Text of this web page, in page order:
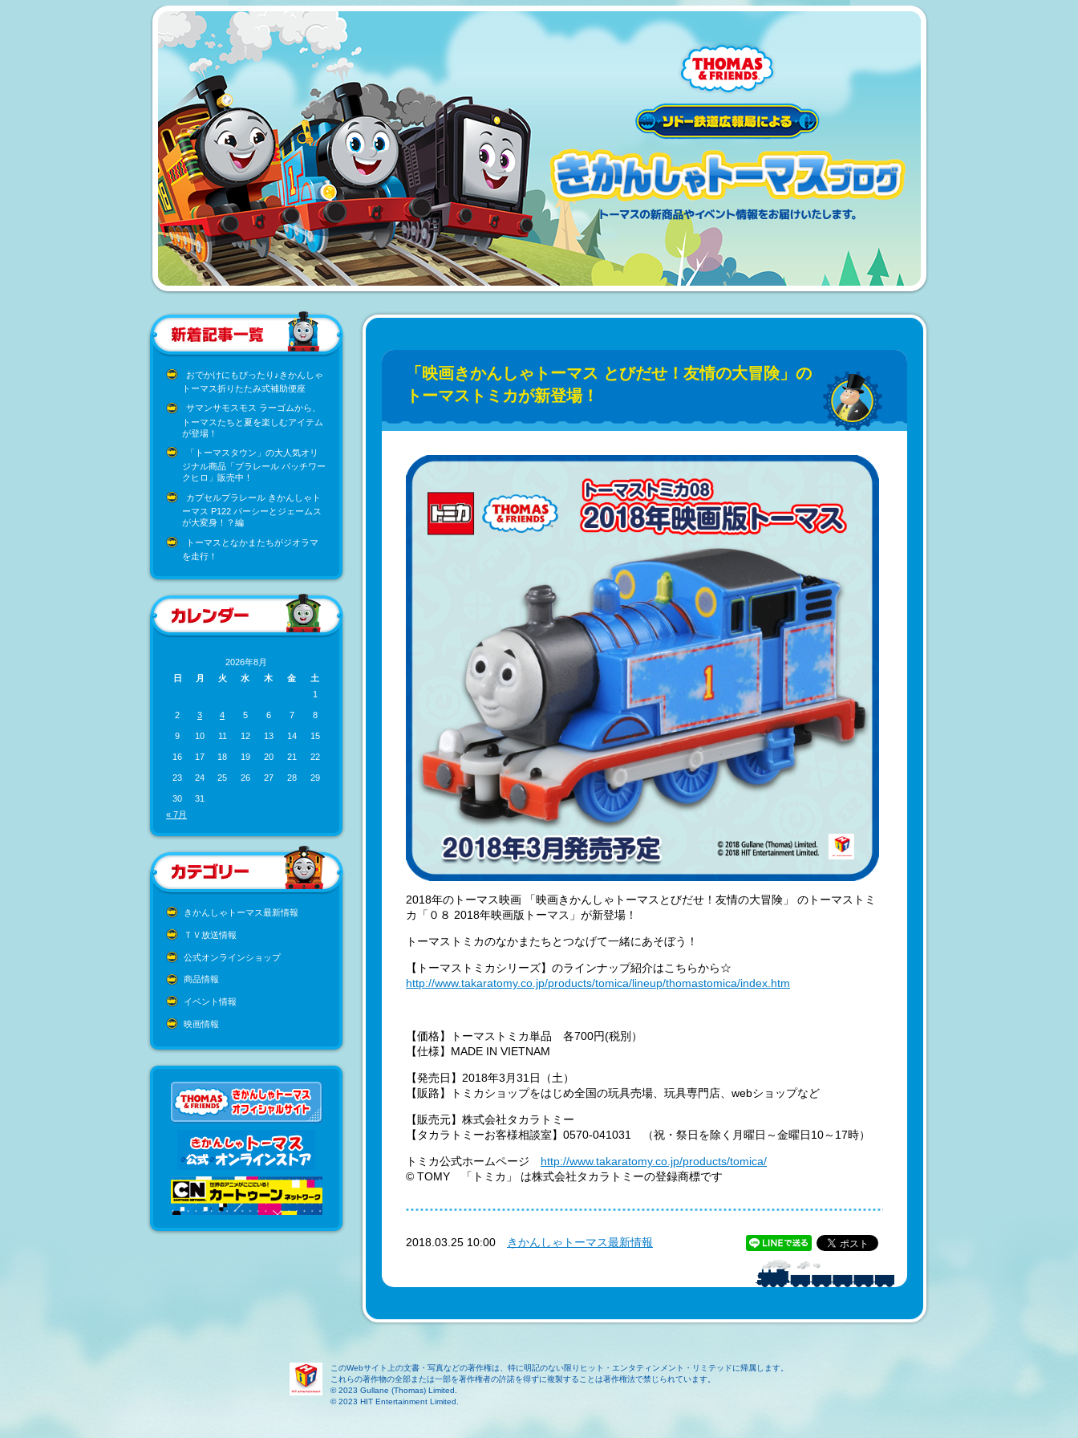
おでかけにもぴったり♪きかんしゃ
トーマス折りたたみ式補助便座
サマンサモスモス ラーゴムから、
トーマスたちと夏を楽しむアイテム
が登場！
「トーマスタウン」の大人気オリ
ジナル商品「プラレール パッチワー
クヒロ」販売中！
カプセルプラレール きかんしゃト
ーマス P122 パーシーとジェームス
が大変身！？編
トーマスとなかまたちがジオラマ
を走行！
2026年8月
日
月 火 水 木 金
土
1
2 3 4 5 6 7 8
9 10 11 12 13 14 15
16 17 18 19 20 21 22
23 24 25 26 27 28 29
30
31
« 7月
きかんしゃトーマス最新情報
ＴＶ放送情報
公式オンラインショップ
商品情報
イベント情報
映画情報
「映画きかんしゃトーマス とびだせ！友情の大冒険」の
トーマストミカが新登場！
2018年のトーマス映画 「映画きかんしゃトーマスとびだせ！友情の大冒険」 のトーマストミ
カ「０８ 2018年映画版トーマス」が新登場！
トーマストミカのなかまたちとつなげて一緒にあそぼう！
【トーマストミカシリーズ】のラインナップ紹介はこちらから☆
http://www.takaratomy.co.jp/products/tomica/lineup/thomastomica/index.htm
【価格】トーマストミカ単品 各700円(税別）
【仕様】MADE IN VIETNAM
【発売日】2018年3月31日（土）
【販路】トミカショップをはじめ全国の玩具売場、玩具専門店、webショップなど
【販売元】株式会社タカラトミー
【タカラトミーお客様相談室】0570-041031 （祝・祭日を除く月曜日～金曜日10～17時）
トミカ公式ホームページ http://www.takaratomy.co.jp/products/tomica/
© TOMY 「トミカ」 は株式会社タカラトミーの登録商標です
2018.03.25 10:00 きかんしゃトーマス最新情報
このWebサイト上の文書・写真などの著作権は、特に明記のない限りヒット・エンタティンメント・リミテッドに帰属します。
これらの著作物の全部または一部を著作権者の許諾を得ずに複製することは著作権法で禁じられています。
© 2023 Gullane (Thomas) Limited.
© 2023 HIT Entertainment Limited.